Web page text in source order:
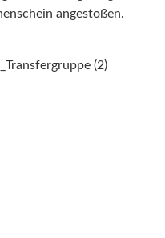
angestoßen.